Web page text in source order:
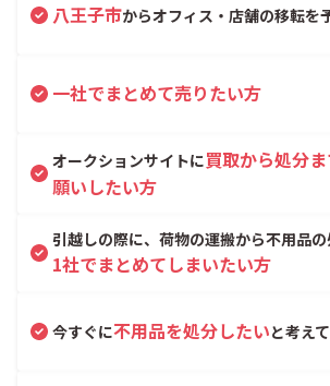
八王子市からオフィス・店舗の移転を
一社でまとめて売りたい方
オークションサイトに買取から処分
願いしたい方
引越しの際に、荷物の運搬から不用品
1社でまとめてしまいたい方
今すぐに不用品を処分したいと考え